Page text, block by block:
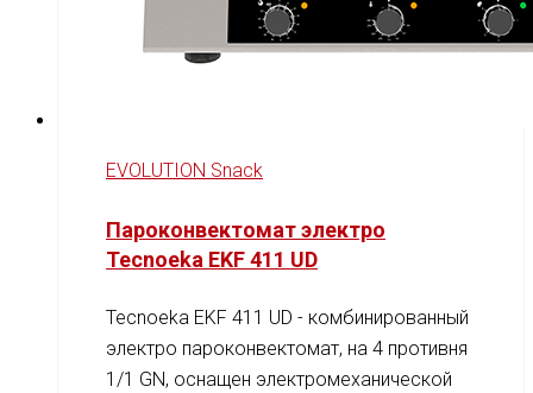
EVOLUTION Snack
Пароконвектомат электро
Tecnoeka EKF 411 UD
Tecnoeka EKF 411 UD - комбинированный
электро пароконвектомат, на 4 противня
1/1 GN, оснащен электромеханической